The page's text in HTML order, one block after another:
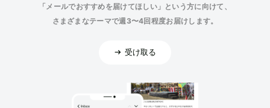
「メールでおすすめを届けてほしい」という方に向けて、
さまざまなテーマで週3〜4回程度お届けします。
受け取る